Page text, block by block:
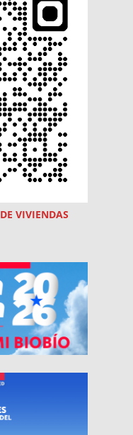
DE VIVIENDAS